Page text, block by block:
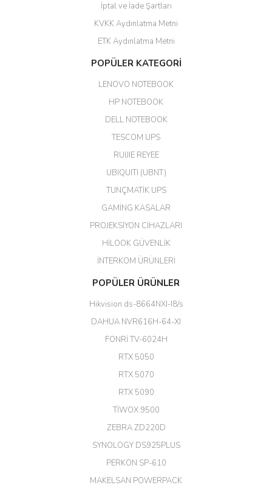
ahmet yiğit | 29/04/2026
Aldığım ürün kapalı kutu teslim
edildi. Teşekkür ederim.
GÜRKAN KETHÜDAOĞLU |
Her şey için teşekkür ederim çok
Erdal Cingöz | 07/02/2026
Başarılı. Bu vasıfta bir ürünü bu
kadar uygun fiyata bulabilmek
büyük şans. Güvenliticaret
(HIKVISION DS-3E0326P-E/M(B)
EROL ÇAKMAK | 26/12/2025
İptal ve İade Şartları
KVKK Aydınlatma Metni
ETK Aydınlatma Metni
POPÜLER KATEGORİ
LENOVO NOTEBOOK
HP NOTEBOOK
DELL NOTEBOOK
TESCOM UPS
RUIJIE REYEE
UBIQUITI (UBNT)
TUNÇMATİK UPS
GAMİNG KASALAR
PROJEKSİYON CİHAZLARI
HİLOOK GÜVENLİK
İNTERKOM ÜRÜNLERİ
POPÜLER ÜRÜNLER
Hikvision ds-8664NXI-I8/s
DAHUA NVR616H-64-XI
FONRİ TV-6024H
RTX 5050
RTX 5070
RTX 5090
TİWOX 9500
ZEBRA ZD220D
SYNOLOGY DS925PLUS
PERKON SP-610
MAKELSAN POWERPACK